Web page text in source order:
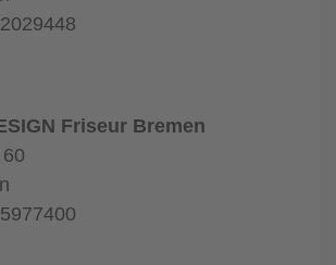
Friseur Bremen